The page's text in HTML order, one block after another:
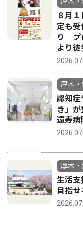
８月
定も
り プ
より徒
厚木・
認知症
き」
遠寿病
厚木・
生活支
目指